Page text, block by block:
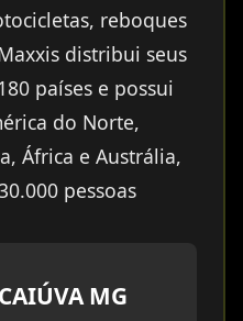
reboques
distribui seus
países e possui
do Norte,
África e Austrália,
pessoas
MG